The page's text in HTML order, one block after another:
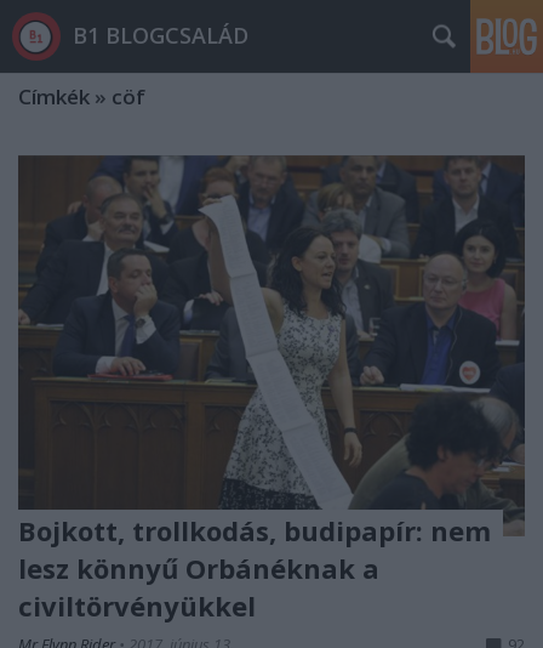
B1 BLOGCSALÁD
Címkék » cöf
Bojkott, trollkodás, budipapír: nem
lesz könnyű Orbánéknak a
civiltörvényükkel